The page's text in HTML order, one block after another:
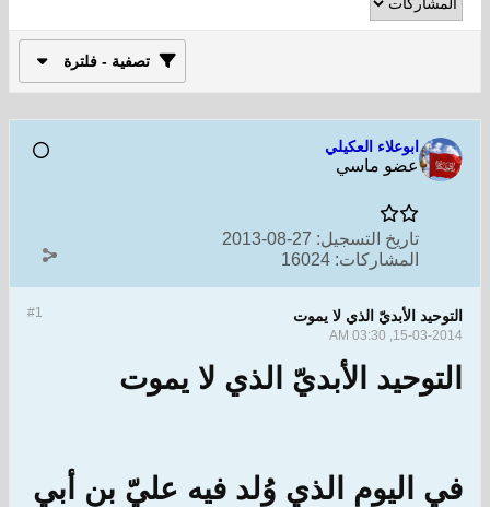
تصفية - فلترة
ابوعلاء العكيلي
عضو ماسي
تاريخ التسجيل: 27-08-2013
المشاركات: 16024
#1 التوحيد الأبديّ الذي لا يموت
15-03-2014, 03:30 AM
التوحيد الأبديّ الذي لا يموت
في اليوم الذي وُلد فيه عليّ بن أبي